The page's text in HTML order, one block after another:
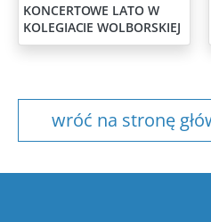
KONCERTOWE LATO W
KOLEGIACIE WOLBORSKIEJ
wróć na stronę